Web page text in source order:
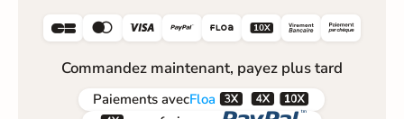
     
Commandez maintenant, payez plus tard
Paiements avecFloa  